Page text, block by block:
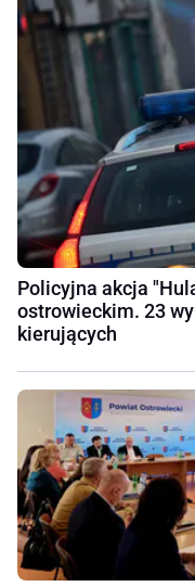
Policyjna akcja
ostrowieckim. 23
kierujących